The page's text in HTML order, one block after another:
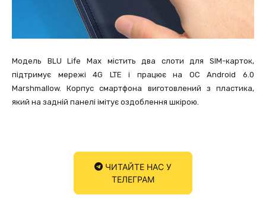
Модель BLU Life Max містить два слоти для SIM-карток,
підтримує мережі 4G LTE і працює на ОС Android 6.0
Marshmallow. Корпус смартфона виготовлений з пластика,
який на задній панелі імітує оздоблення шкірою.
ЧИТАЙТЕ НАС У
ТЕЛЕГРАМ